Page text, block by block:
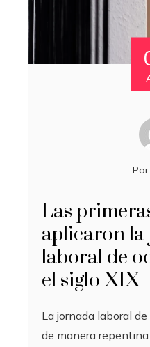
Por
Las
aplicaron
laboral de
el siglo XIX
La jornada laboral
de manera